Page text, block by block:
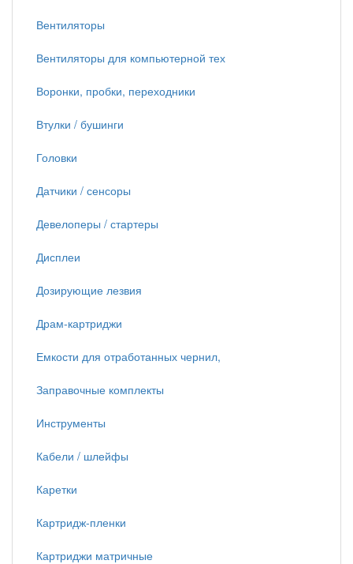
Вентиляторы
Вентиляторы для компьютерной тех
Воронки, пробки, переходники
Втулки / бушинги
Головки
Датчики / сенсоры
Девелоперы / стартеры
Дисплеи
Дозирующие лезвия
Драм-картриджи
Емкости для отработанных чернил,
Заправочные комплекты
Инструменты
Кабели / шлейфы
Каретки
Картридж-пленки
Картриджи матричные